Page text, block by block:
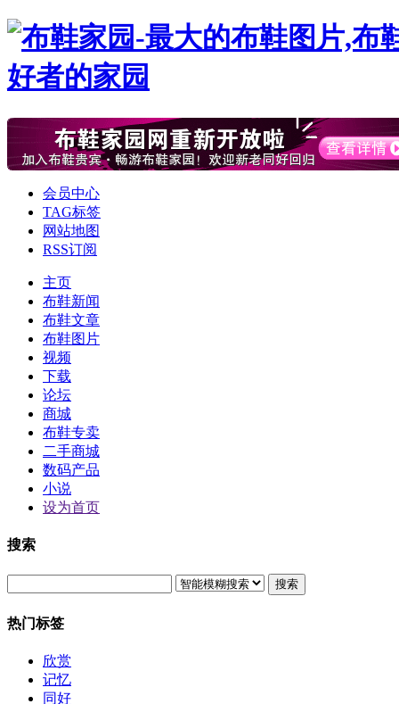
会员中心
TAG标签
网站地图
RSS订阅
主页
布鞋新闻
布鞋文章
布鞋图片
视频
下载
论坛
商城
布鞋专卖
二手商城
数码产品
小说
设为首页
搜索
搜索
热门标签
欣赏
记忆
同好